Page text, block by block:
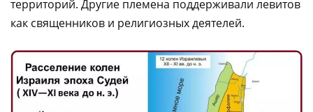
территорий. Другие племена поддерживали левитов
как священников и религиозных деятелей.